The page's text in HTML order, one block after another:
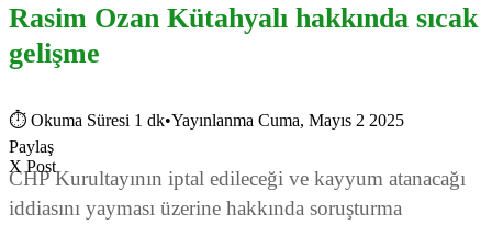
Rasim Ozan Kütahyalı hakkında sıcak
gelişme
⏱ Okuma Süresi 1 dk•Yayınlanma Cuma, Mayıs 2 2025
Paylaş
X Post
CHP Kurultayının iptal edileceği ve kayyum atanacağı
iddiasını yayması üzerine hakkında soruşturma